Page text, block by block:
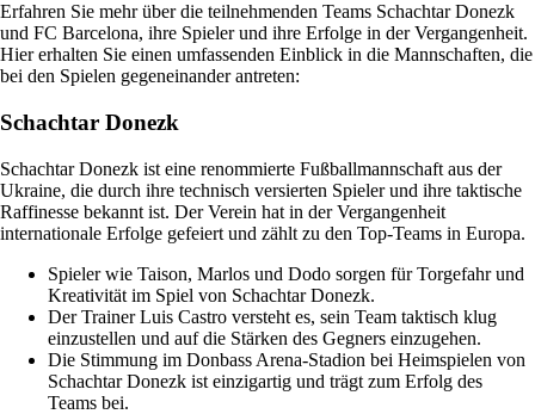
Erfahren Sie mehr über die teilnehmenden Teams Schachtar Donezk
und FC Barcelona, ihre Spieler und ihre Erfolge in der Vergangenheit.
Hier erhalten Sie einen umfassenden Einblick in die Mannschaften, die
bei den Spielen gegeneinander antreten:
Schachtar Donezk
Schachtar Donezk ist eine renommierte Fußballmannschaft aus der
Ukraine, die durch ihre technisch versierten Spieler und ihre taktische
Raffinesse bekannt ist. Der Verein hat in der Vergangenheit
internationale Erfolge gefeiert und zählt zu den Top-Teams in Europa.
Spieler wie Taison, Marlos und Dodo sorgen für Torgefahr und
Kreativität im Spiel von Schachtar Donezk.
Der Trainer Luis Castro versteht es, sein Team taktisch klug
einzustellen und auf die Stärken des Gegners einzugehen.
Die Stimmung im Donbass Arena-Stadion bei Heimspielen von
Schachtar Donezk ist einzigartig und trägt zum Erfolg des
Teams bei.